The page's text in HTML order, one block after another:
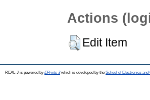
Actions
Edit Item
REAL-J is powered by EPrints 3which is developed by the School of Electronics and